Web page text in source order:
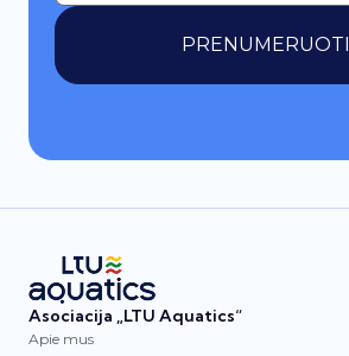
PRENUMERUOTI
Asociacija „LTU Aquatics“
Apie mus